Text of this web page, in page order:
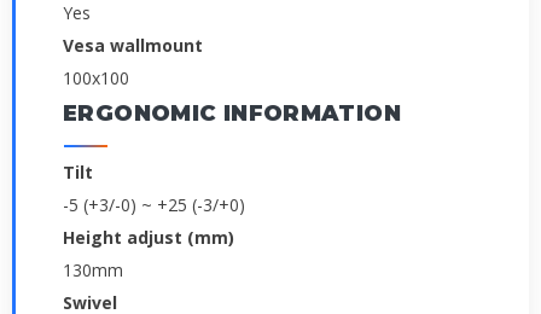
Yes
Vesa wallmount
100x100
ERGONOMIC INFORMATION
Tilt
-5 (+3/-0) ~ +25 (-3/+0)
Height adjust (mm)
130mm
Swivel